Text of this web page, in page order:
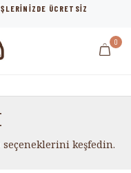
ÜCRETSİZ
0
keşfedin.